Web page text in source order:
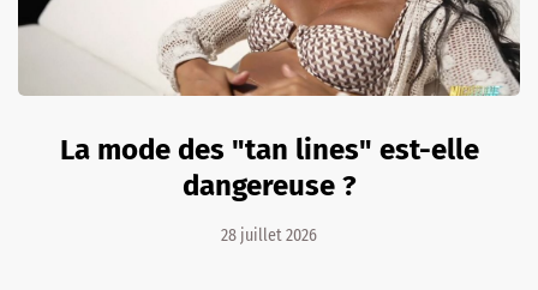
La mode des "tan lines" est-elle
dangereuse ?
28 juillet 2026